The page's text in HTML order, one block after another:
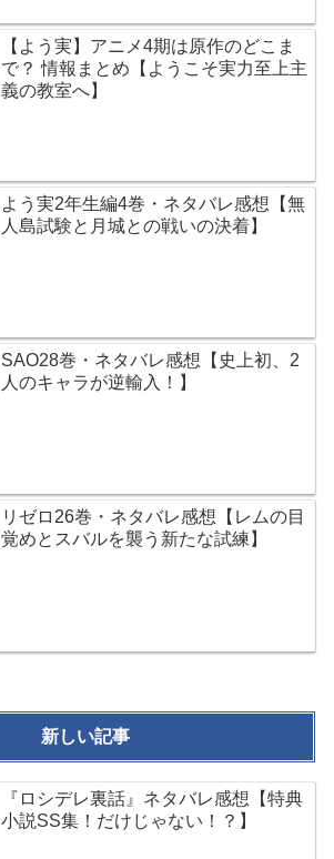
【よう実】アニメ4期は原作のどこま
で？ 情報まとめ【ようこそ実力至上主
義の教室へ】
よう実2年生編4巻・ネタバレ感想【無
人島試験と月城との戦いの決着】
SAO28巻・ネタバレ感想【史上初、2
人のキャラが逆輸入！】
リゼロ26巻・ネタバレ感想【レムの目
覚めとスバルを襲う新たな試練】
新しい記事
『ロシデレ裏話』ネタバレ感想【特典
小説SS集！だけじゃない！？】